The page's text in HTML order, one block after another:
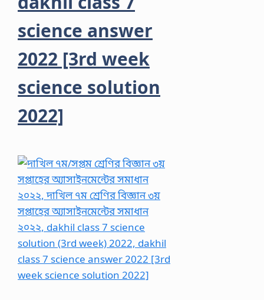
science answer
2022 [3rd week
science solution
2022]